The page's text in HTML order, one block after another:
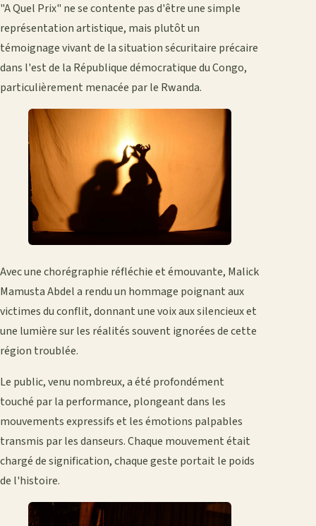
"A Quel Prix" ne se contente pas d'être une simple
représentation artistique, mais plutôt un
témoignage vivant de la situation sécuritaire précaire
dans l'est de la République démocratique du Congo,
particulièrement menacée par le Rwanda.
Avec une chorégraphie réfléchie et émouvante, Malick
Mamusta Abdel a rendu un hommage poignant aux
victimes du conflit, donnant une voix aux silencieux et
une lumière sur les réalités souvent ignorées de cette
région troublée.
Le public, venu nombreux, a été profondément
touché par la performance, plongeant dans les
mouvements expressifs et les émotions palpables
transmis par les danseurs. Chaque mouvement était
chargé de signification, chaque geste portait le poids
de l'histoire.